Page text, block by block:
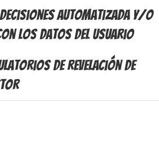
decisiones automatizada y/o
los datos del usuario
de revelación de